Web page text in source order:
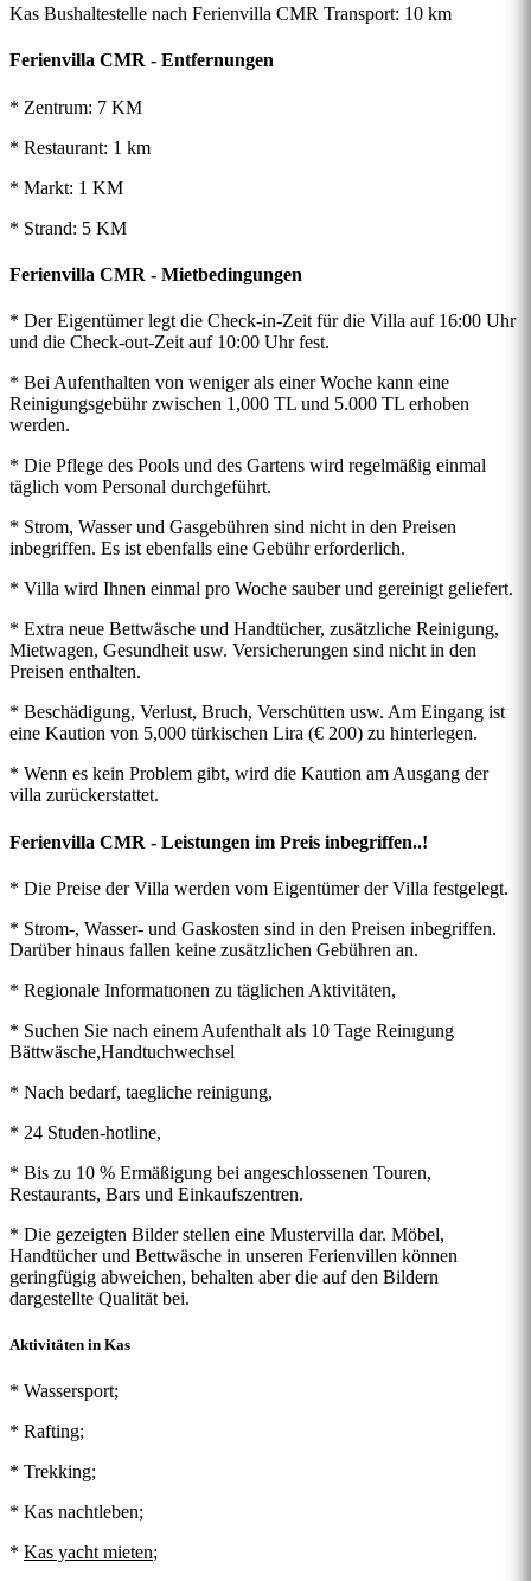
Kas Bushaltestelle nach Ferienvilla CMR Transport: 10 km
Ferienvilla CMR - Entfernungen
* Zentrum: 7 KM
* Restaurant: 1 km
* Markt: 1 KM
* Strand: 5 KM
Ferienvilla CMR - Mietbedingungen
* Der Eigentümer legt die Check-in-Zeit für die Villa auf 16:00 Uhr
und die Check-out-Zeit auf 10:00 Uhr fest.
* Bei Aufenthalten von weniger als einer Woche kann eine
Reinigungsgebühr zwischen 1,000 TL und 5.000 TL erhoben
werden.
* Die Pflege des Pools und des Gartens wird regelmäßig einmal
täglich vom Personal durchgeführt.
* Strom, Wasser und Gasgebühren sind nicht in den Preisen
inbegriffen. Es ist ebenfalls eine Gebühr erforderlich.
* Villa wird Ihnen einmal pro Woche sauber und gereinigt geliefert.
* Extra neue Bettwäsche und Handtücher, zusätzliche Reinigung,
Mietwagen, Gesundheit usw. Versicherungen sind nicht in den
Preisen enthalten.
* Beschädigung, Verlust, Bruch, Verschütten usw. Am Eingang ist
eine Kaution von 5,000 türkischen Lira (€ 200) zu hinterlegen.
* Wenn es kein Problem gibt, wird die Kaution am Ausgang der
villa zurückerstattet.
Ferienvilla CMR - Leistungen im Preis inbegriffen..!
* Die Preise der Villa werden vom Eigentümer der Villa festgelegt.
* Strom-, Wasser- und Gaskosten sind in den Preisen inbegriffen.
Darüber hinaus fallen keine zusätzlichen Gebühren an.
* Regionale Informatıonen zu täglichen Aktivitäten,
* Suchen Sie nach einem Aufenthalt als 10 Tage Reinıgung
Bättwäsche,Handtuchwechsel
* Nach bedarf, taegliche reinigung,
* 24 Studen-hotline,
* Bis zu 10 % Ermäßigung bei angeschlossenen Touren,
Restaurants, Bars und Einkaufszentren.
* Die gezeigten Bilder stellen eine Mustervilla dar. Möbel,
Handtücher und Bettwäsche in unseren Ferienvillen können
geringfügig abweichen, behalten aber die auf den Bildern
dargestellte Qualität bei.
Aktivitäten in Kas
* Wassersport;
* Rafting;
* Trekking;
* Kas nachtleben;
* Kas yacht mieten;